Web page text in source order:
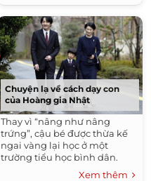
Chuyện lạ về cách dạy con
của Hoàng gia Nhật
Thay vì “nâng như nâng
trứng”, cậu bé được thừa kế
ngai vàng lại học ở một
trường tiểu học bình dân.
Xem thêm